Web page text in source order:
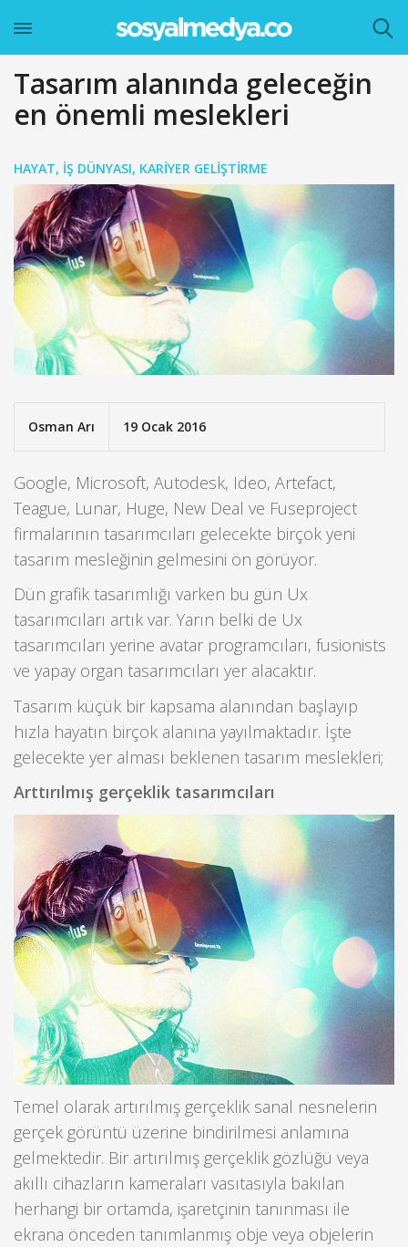
Tasarım alanında geleceğin
en önemli meslekleri
HAYAT, İŞ DÜNYASI, KARIYER GELIŞTIRME
Osman Arı 19 Ocak 2016
Google, Microsoft, Autodesk, Ideo, Artefact,
Teague, Lunar, Huge, New Deal ve Fuseproject
firmalarının tasarımcıları gelecekte birçok yeni
tasarım mesleğinin gelmesini ön görüyor.
Dün grafik tasarımlığı varken bu gün Ux
tasarımcıları artık var. Yarın belki de Ux
tasarımcıları yerine avatar programcıları, fusionists
ve yapay organ tasarımcıları yer alacaktır.
Tasarım küçük bir kapsama alanından başlayıp
hızla hayatın birçok alanına yayılmaktadır. İşte
gelecekte yer alması beklenen tasarım meslekleri;
Arttırılmış gerçeklik tasarımcıları
Temel olarak artırılmış gerçeklik sanal nesnelerin
gerçek görüntü üzerine bindirilmesi anlamına
gelmektedir. Bir artırılmış gerçeklik gözlüğü veya
akıllı cihazların kameraları vasıtasıyla bakılan
herhangi bir ortamda, işaretçinin tanınması ile
ekrana önceden tanımlanmış obje veya objelerin